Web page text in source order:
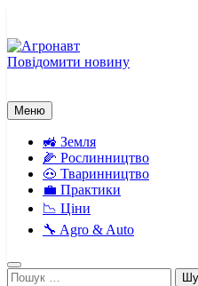
вмісту
Повідомити новину
Меню
🚜 Земля
🌽 Рослинництво
🐽 Тваринництво
💼 Практики
📉 Ціни
🔧 Agro & Auto
Пошук: